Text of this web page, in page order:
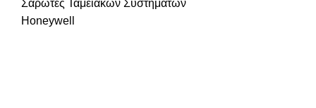
Σαρωτές Ταμειακών Συστημάτων
Honeywell